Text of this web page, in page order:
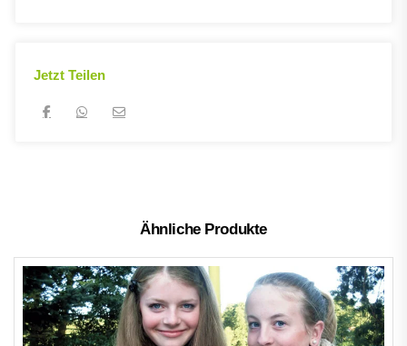
Jetzt Teilen
Ähnliche Produkte